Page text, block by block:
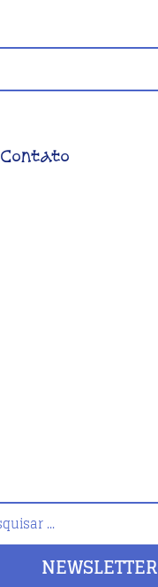
Contato
NEWSLETTER